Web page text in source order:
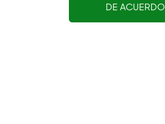
DE ACUERDO